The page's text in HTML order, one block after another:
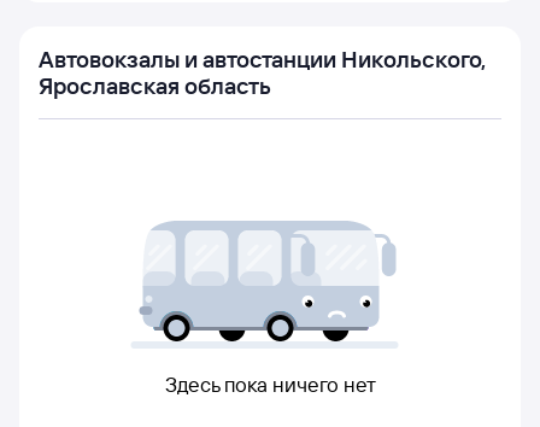
Автовокзалы и автостанции Никольского,
Ярославская область
Здесь пока ничего нет